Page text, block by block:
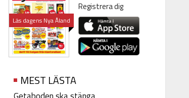
Läs dagens Nya Åland
Registrera dig
MEST LÄSTA